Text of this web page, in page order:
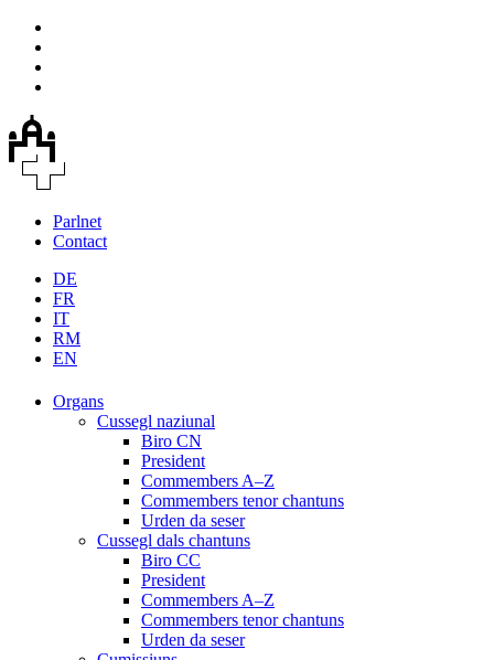
Parlnet
Contact
DE
FR
IT
RM
EN
Organs
Cussegl naziunal
Biro CN
President
Commembers A–Z
Commembers tenor chantuns
Urden da seser
Cussegl dals chantuns
Biro CC
President
Commembers A–Z
Commembers tenor chantuns
Urden da seser